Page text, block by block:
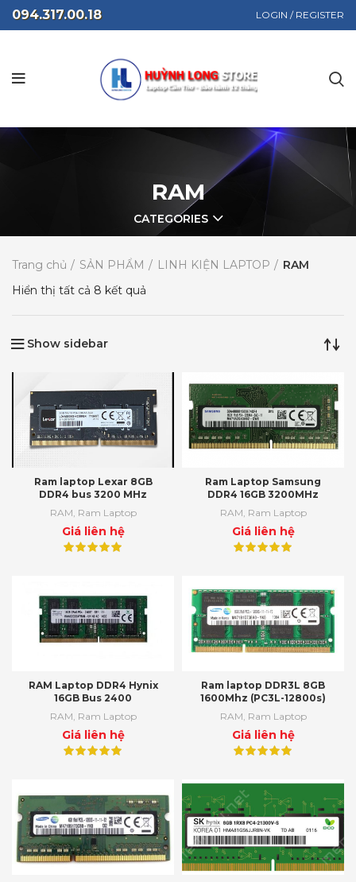
094.317.00.18 LOGIN / REGISTER
RAM
CATEGORIES
Trang chủ SẢN PHẨM LINH KIỆN LAPTOP
RAM
Hiển thị tất cả 8 kết quả
Show sidebar
Ram laptop Lexar 8GB
DDR4 bus 3200 MHz
RAM, Ram Laptop
Giá liên hệ
Ram Laptop Samsung
DDR4 16GB 3200MHz
RAM, Ram Laptop
Giá liên hệ
RAM Laptop DDR4 Hynix
16GB Bus 2400
RAM, Ram Laptop
Giá liên hệ
Ram laptop DDR3L 8GB
1600Mhz (PC3L-12800s)
RAM, Ram Laptop
Giá liên hệ